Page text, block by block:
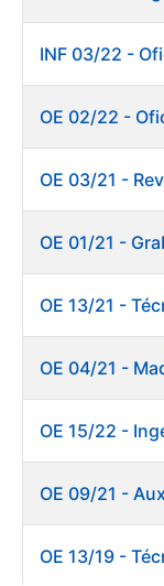
OE 02/22 -
OE 01/21 -